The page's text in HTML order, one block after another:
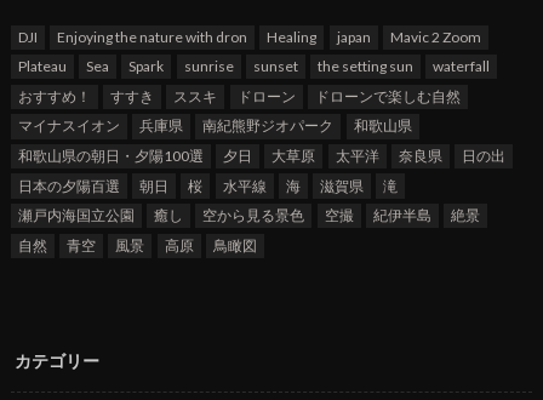
DJI Enjoying the nature with dron Healing japan
Mavic 2 Zoom
Plateau
Sea Spark sunrise sunset the setting sun
waterfall
おすすめ！
すすき ススキ ドローン
ドローンで楽しむ自然
マイナスイオン
兵庫県 南紀熊野ジオパーク
和歌山県
和歌山県の朝日・夕陽100選
夕日 大草原 太平洋 奈良県
日の出
日本の夕陽百選
朝日 桜 水平線 海 滋賀県
滝
瀬戸内海国立公園
癒し 空から見る景色 空撮 紀伊半島
絶景
自然
青空 風景 高原 鳥瞰図
カテゴリー